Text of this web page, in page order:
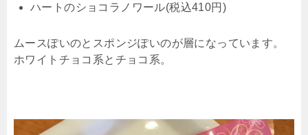
ハートのショコラノワール(税込410円)
ムースぽいのとスポンジぽいのが層になっています。
ホワイトチョコ系とチョコ系。